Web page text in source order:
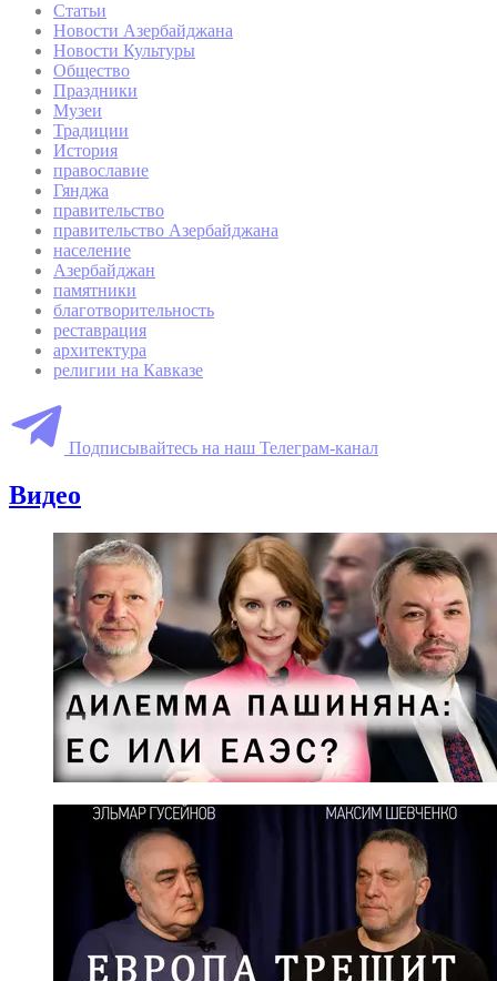
Статьи
Новости Азербайджана
Новости Культуры
Общество
Праздники
Музеи
Традиции
История
православие
Гянджа
правительство
правительство Азербайджана
население
Азербайджан
памятники
благотворительность
реставрация
архитектура
религии на Кавказе
Подписывайтесь на наш Телеграм-канал
Видео